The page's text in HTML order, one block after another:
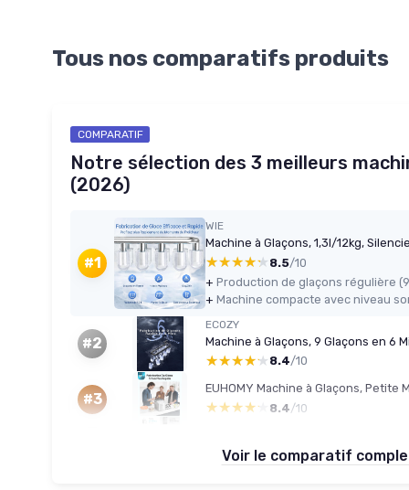
Tous nos comparatifs produits
COMPARATIF
Notre sélection des 3 meilleurs
(2026)
#1
WIE
★★★★★
★★★★★ 8.5/10
+
+
#2
ECOZY
★★★★★
★★★★★ 8.4/10
#3 ★★★★★
★★★★★ 8.4/10
Voir le comparatif